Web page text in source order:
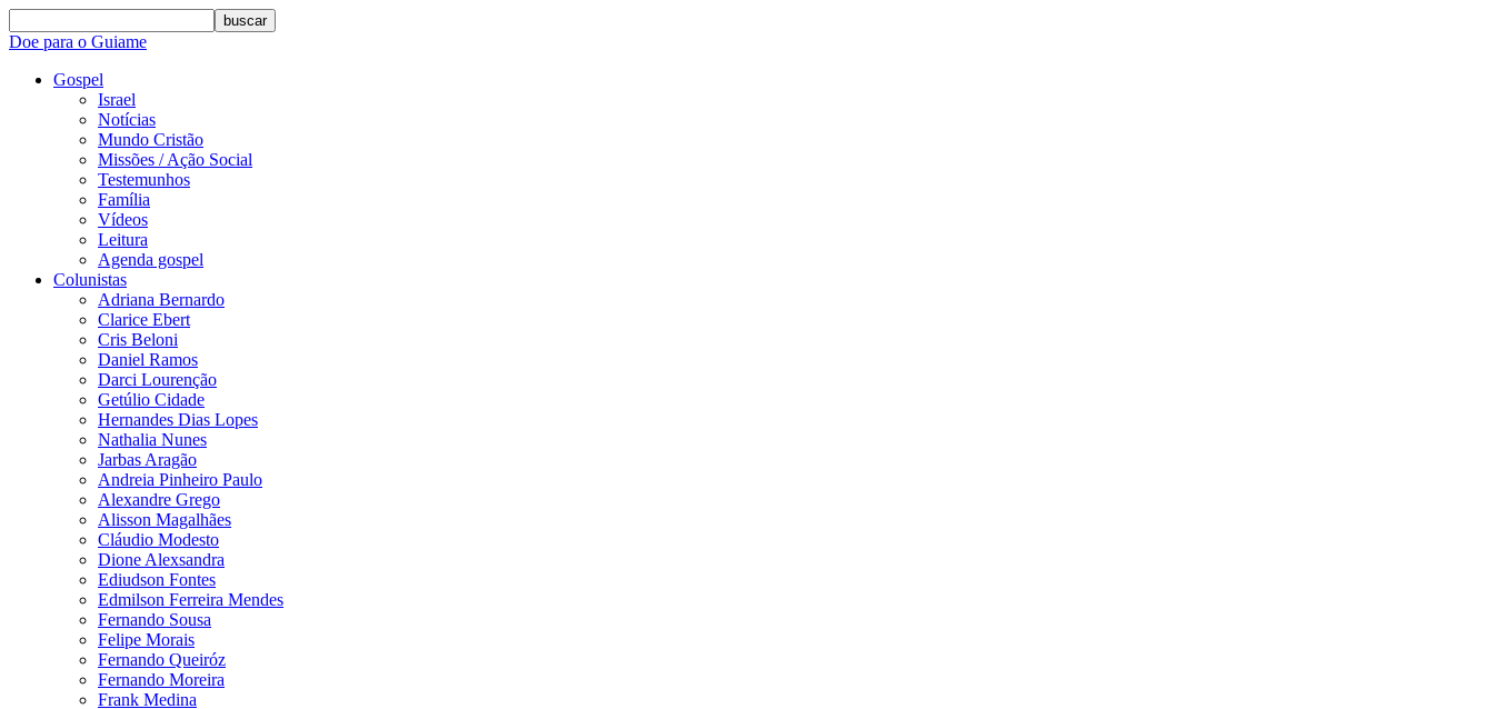
buscar
Doe para o Guiame
Gospel
Israel
Notícias
Mundo Cristão
Missões / Ação Social
Testemunhos
Família
Vídeos
Leitura
Agenda gospel
Colunistas
Adriana Bernardo
Clarice Ebert
Cris Beloni
Daniel Ramos
Darci Lourenção
Getúlio Cidade
Hernandes Dias Lopes
Nathalia Nunes
Jarbas Aragão
Andreia Pinheiro Paulo
Alexandre Grego
Alisson Magalhães
Cláudio Modesto
Dione Alexsandra
Ediudson Fontes
Edmilson Ferreira Mendes
Fernando Sousa
Felipe Morais
Fernando Queiróz
Fernando Moreira
Frank Medina